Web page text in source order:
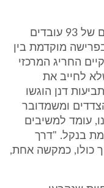
במקרה שבפנינו עסקינן בתביעותיהם של 93 עובדים
מוקדמת בין
אין מתקיים החריג המרכזי
לחייב את
דנן הוגשו
ומשמדובר
עומד למשיבים
בנקל. "דרך
כולו, כמקשה אחת,